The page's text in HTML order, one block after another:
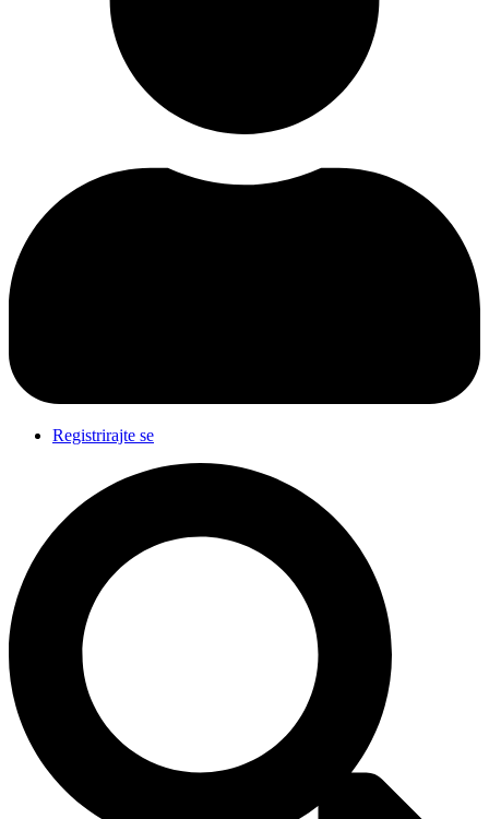
Registrirajte se